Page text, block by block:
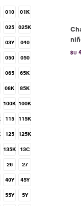
$U
010 01K
025 025K
03Y 040
050 050
065 65K
08K 85K
100K 100K
115 115K
125 125K
135K 13C
26 27
40Y 45Y
55Y 5Y